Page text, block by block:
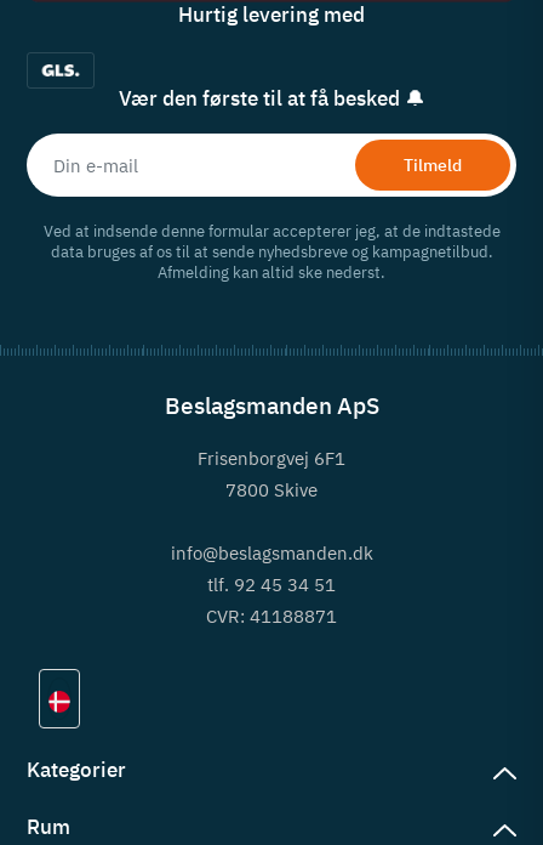
Hurtig levering med
Vær den første til at få besked 🔔
Tilmeld
Ved at indsende denne formular accepterer jeg, at de indtastede
data bruges af os til at sende nyhedsbreve og kampagnetilbud.
Afmelding kan altid ske nederst.
Beslagsmanden ApS
Frisenborgvej 6F1
7800 Skive
info@beslagsmanden.dk
tlf. 92 45 34 51
CVR: 41188871
Kategorier
Rum